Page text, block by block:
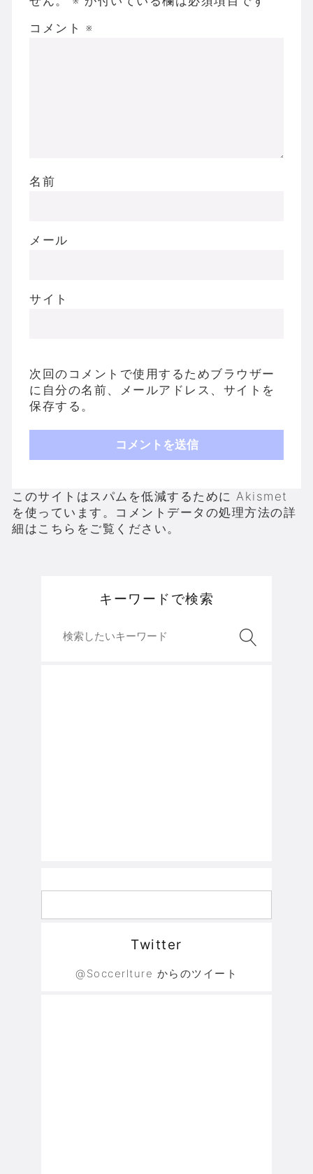
コメント ※
名前
メール
サイト
次回のコメントで使用するためブラウザー
に自分の名前、メールアドレス、サイトを
保存する。
このサイトはスパムを低減するために Akismet
を使っています。 コメントデータの処理方法の詳
細はこちらをご覧ください。
キーワードで検索
Twitter
@Soccerlture からのツイート